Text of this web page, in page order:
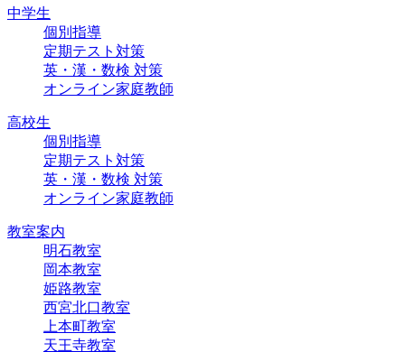
中学生
個別指導
定期テスト対策
英・漢・数検 対策
オンライン家庭教師
高校生
個別指導
定期テスト対策
英・漢・数検 対策
オンライン家庭教師
教室案内
明石教室
岡本教室
姫路教室
西宮北口教室
上本町教室
天王寺教室